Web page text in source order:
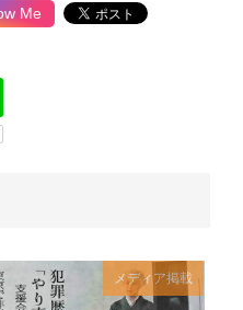
Me
メディア掲載